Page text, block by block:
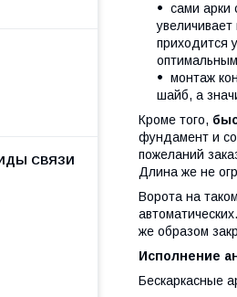
сами арки
приходится
монтаж
шайб, а
Кроме того,
фундамент и
пожеланий
Длина же не
Ворота на
же образом
Исполнение
Бескаркасные